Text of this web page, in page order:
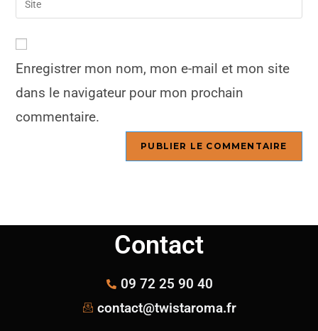
Enregistrer mon nom, mon e-mail et mon site
dans le navigateur pour mon prochain
commentaire.
Contact
09 72 25 90 40
contact@twistaroma.fr